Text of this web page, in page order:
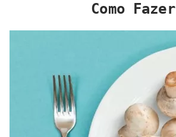
Como Fazer